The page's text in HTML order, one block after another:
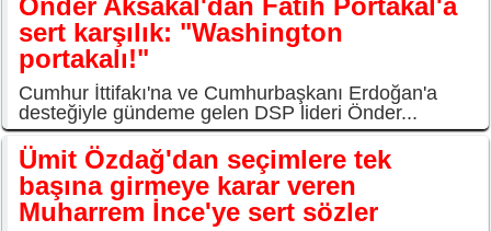
sert karşılık: "Washington
portakalı!"
Cumhur İttifakı'na ve Cumhurbaşkanı Erdoğan'a
desteğiyle gündeme gelen DSP lideri Önder...
Ümit Özdağ'dan seçimlere tek
başına girmeye karar veren
Muharrem İnce'ye sert sözler